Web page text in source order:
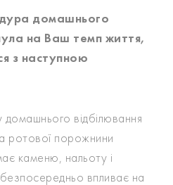
домашнього
на Ваш темп життя,
з наступною
відбілювання
ротової порожнини
каменю, нальоту і
впливає на